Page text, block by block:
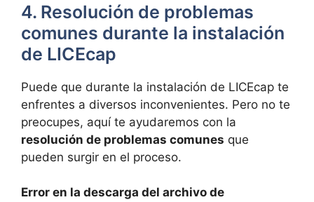
4. Resolución de problemas
comunes durante la instalación
de LICEcap
Puede que durante la instalación de LICEcap te
enfrentes a diversos inconvenientes. Pero no te
preocupes, aquí te ayudaremos con la
resolución de problemas comunes que
pueden surgir en el proceso.
Error en la descarga del archivo de